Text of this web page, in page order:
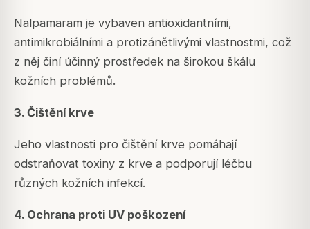
Nalpamaram je vybaven antioxidantními,
antimikrobiálními a protizánětlivými vlastnostmi, což
z něj činí účinný prostředek na širokou škálu
kožních problémů.
3. Čištění krve
Jeho vlastnosti pro čištění krve pomáhají
odstraňovat toxiny z krve a podporují léčbu
různých kožních infekcí.
4. Ochrana proti UV poškození